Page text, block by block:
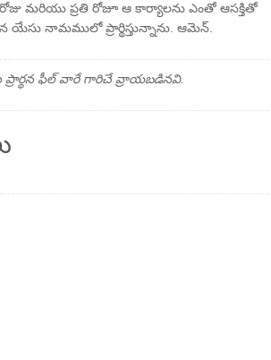
మరియు ప్రతి రోజూ ఆ కార్యాలను ఎంతో ఆసక్తితో
నామములో ప్రార్థిస్తున్నాను. ఆమెన్.
ఫీల్ వారే గారిచే వ్రాయబడినవి.